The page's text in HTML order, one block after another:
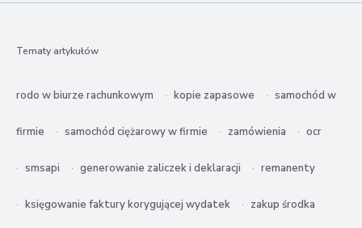
Tematy artykułów
rodo w biurze rachunkowym kopie zapasowe samochód w
firmie samochód ciężarowy w firmie zamówienia ocr
smsapi generowanie zaliczek i deklaracji remanenty
księgowanie faktury korygującej wydatek zakup środka